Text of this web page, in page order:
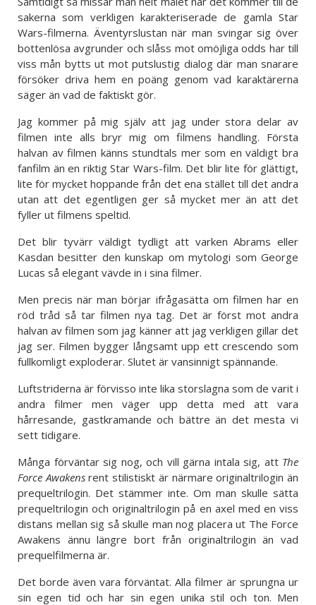
sakerna som verkligen karakteriserade de gamla Star
Wars-filmerna. Äventyrslustan när man svingar sig över
bottenlösa avgrunder och slåss mot omöjliga odds har till
viss mån bytts ut mot putslustig dialog där man snarare
försöker driva hem en poäng genom vad karaktärerna
säger än vad de faktiskt gör.
Jag kommer på mig själv att jag under stora delar av
filmen inte alls bryr mig om filmens handling. Första
halvan av filmen känns stundtals mer som en väldigt bra
fanfilm än en riktig Star Wars-film. Det blir lite för glättigt,
lite för mycket hoppande från det ena stället till det andra
utan att det egentligen ger så mycket mer än att det
fyller ut filmens speltid.
Det blir tyvärr väldigt tydligt att varken Abrams eller
Kasdan besitter den kunskap om mytologi som George
Lucas så elegant vävde in i sina filmer.
Men precis när man börjar ifrågasätta om filmen har en
röd tråd så tar filmen nya tag. Det är först mot andra
halvan av filmen som jag känner att jag verkligen gillar det
jag ser. Filmen bygger långsamt upp ett crescendo som
fullkomligt exploderar. Slutet är vansinnigt spännande.
Luftstriderna är förvisso inte lika storslagna som de varit i
andra filmer men väger upp detta med att vara
hårresande, gastkramande och bättre än det mesta vi
sett tidigare.
Många förväntar sig nog, och vill gärna intala sig, att The
Force Awakensrent stilistiskt är närmare originaltrilogin än
prequeltrilogin. Det stämmer inte. Om man skulle sätta
prequeltrilogin och originaltrilogin på en axel med en viss
distans mellan sig så skulle man nog placera ut The Force
Awakens ännu längre bort från originaltrilogin än vad
prequelfilmerna är.
Det borde även vara förväntat. Alla filmer är sprungna ur
sin egen tid och har sin egen unika stil och ton. Men